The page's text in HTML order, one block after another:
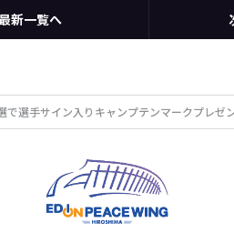
新一覧へ
で選手サイン入りキャンプテンマークプレゼ